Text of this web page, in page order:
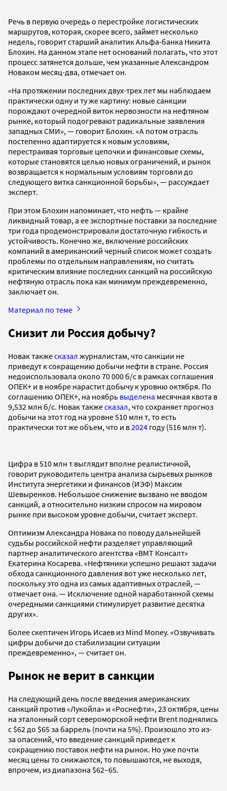
Речь в первую очередь о перестройке логистических
маршрутов, которая, скорее всего, займет несколько
недель, говорит старший аналитик Альфа-банка Никита
Блохин. На данном этапе нет оснований полагать, что этот
процесс затянется дольше, чем указанные Александром
Новаком месяц-два, отмечает он.
«На протяжении последних двух-трех лет мы наблюдаем
практически одну и ту же картину: новые санкции
порождают очередной виток нервозности на нефтяном
рынке, который подогревают радикальные заявления
западных СМИ», — говорит Блохин. «А потом отрасль
постепенно адаптируется к новым условиям,
перестраивая торговые цепочки и финансовые схемы,
которые становятся целью новых ограничений, и рынок
возвращается к нормальным условиям торговли до
следующего витка санкционной борьбы», — рассуждает
эксперт.
При этом Блохин напоминает, что нефть — крайне
ликвидный товар, а ее экспортные поставки за последние
три года продемонстрировали достаточную гибкость и
устойчивость. Конечно же, включение российских
компаний в американский черный список может создать
проблемы по отдельным направлениям, но считать
критическим влияние последних санкций на российскую
нефтяную отрасль пока как минимум преждевременно,
заключает он.
Материал по теме
Снизит ли Россия добычу?
Новак такжесказал журналистам, что санкции не
приведут к сокращению добычи нефти в стране. Россия
недоиспользовала около 70 000 б/с в рамках соглашения
ОПЕК+ и в ноябре нарастит добычу к уровню октября. По
соглашению ОПЕК+, на ноябрь выделена месячная квота в
9,532 млн б/с. Новак такжесказал, что сохраняет прогноз
добычи на этот год на уровне 510 млн т, то есть
практически тот же объем, что и в2024 году (516 млн т).
Цифра в 510 млн т выглядит вполне реалистичной,
говорит руководитель центра анализа сырьевых рынков
Института энергетики и финансов (ИЭФ) Максим
Шевыренков. Небольшое снижение вызвано не вводом
санкций, а относительно низким спросом на мировом
рынке при высоком уровне добычи, считает эксперт.
Оптимизм Александра Новака по поводу дальнейшей
судьбы российской нефти разделяет управляющий
партнер аналитического агентства «ВМТ Консалт»
Екатерина Косарева. «Нефтяники успешно решают задачи
обхода санкционного давления вот уже несколько лет,
поскольку это одна из самых адаптивных отраслей, —
отмечает она. — Исключение одной наработанной схемы
очередными санкциями стимулирует развитие десятка
других».
Более скептичен Игорь Исаев из Mind Money. «Озвучивать
цифры добычи до стабилизации ситуации
преждевременно», — считает он.
Рынок не верит в санкции
На следующий день после введения американских
санкций против «Лукойла» и «Роснефти», 23 октября, цены
на эталонный сорт североморской нефти Brent поднялись
с $62 до $65 за баррель (почти на 5%). Произошло это из-
за опасений, что введение санкций приведет к
сокращению поставок нефти на рынок. Но уже почти
месяц цены то снижаются, то повышаются, не выходя,
впрочем, из диапазона $62–65.